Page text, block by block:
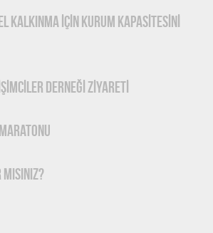
KALKINMA İÇİN KURUM KAPASİTESİNİ
DERNEĞİ ZİYARETİ
MISINIZ?